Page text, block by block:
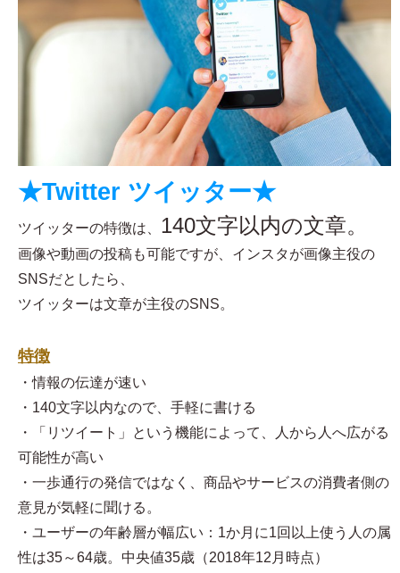
★Twitter ツイッター★
ツイッターの特徴は、 140文字以内の文章。
画像や動画の投稿も可能ですが、インスタが画像主役の
SNSだとしたら、
ツイッターは文章が主役のSNS。
特徴
・情報の伝達が速い
・140文字以内なので、手軽に書ける
・「リツイート」という機能によって、人から人へ広がる
可能性が高い
・一歩通行の発信ではなく、商品やサービスの消費者側の
意見が気軽に聞ける。
・ユーザーの年齢層が幅広い：1か月に1回以上使う人の属
性は35～64歳。中央値35歳（2018年12月時点）